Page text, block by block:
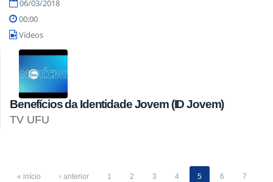
06/03/2018
00:00
Vídeos
Benefícios da Identidade Jovem (ID Jovem)
TV UFU
« início ‹ anterior 1 2 3 4 5 6 7